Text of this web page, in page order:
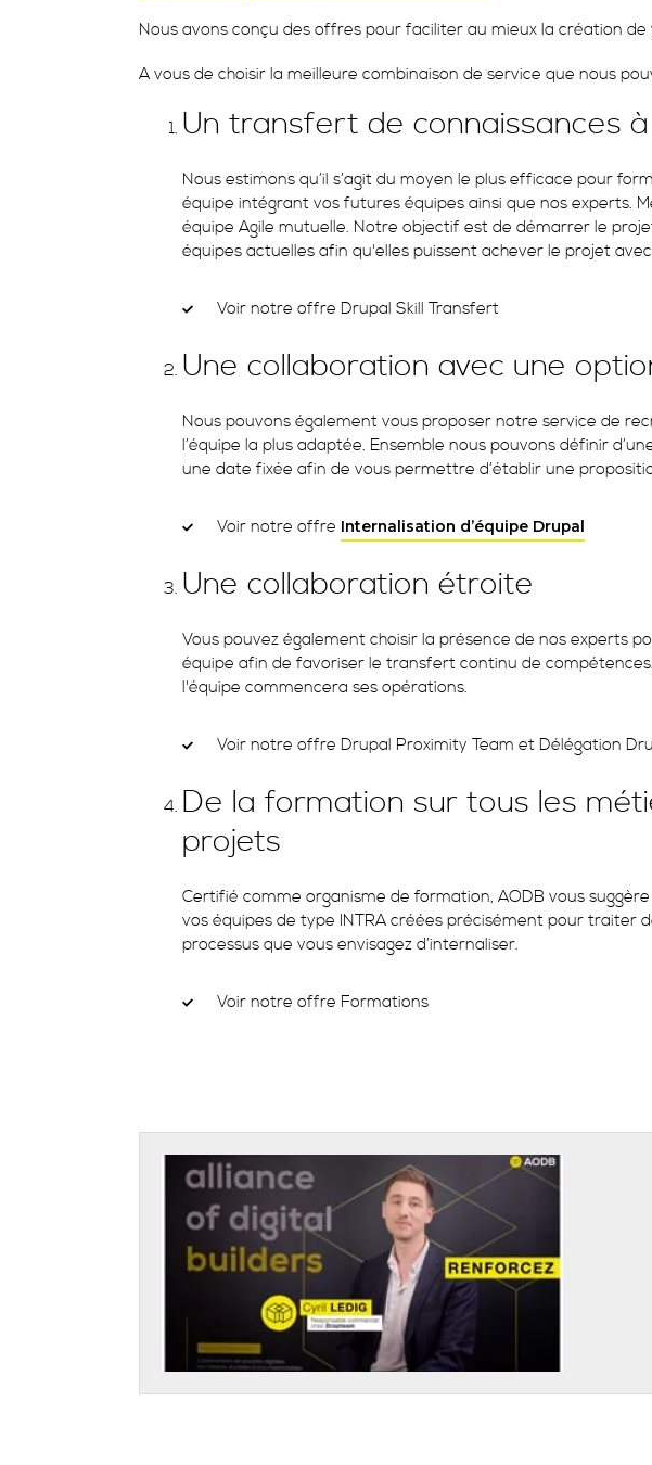
Nous avons conçu des offres pour faciliter au mieux la création
A vous de choisir la meilleure combinaison de service que nous
Un transfert de connaissances à
Nous estimons qu’il s’agit du moyen le plus efficace pour
équipe intégrant vos futures équipes ainsi que nos experts.
équipe Agile mutuelle. Notre objectif est de démarrer le
équipes actuelles afin qu'elles puissent achever le projet
Voir notre offre Drupal Skill Transfert
Une collaboration avec une
Nous pouvons également vous proposer notre service de
l’équipe la plus adaptée. Ensemble nous pouvons définir
une date fixée afin de vous permettre d’établir une
Voir notre offre Internalisation d’équipe Drupal
Une collaboration étroite
Vous pouvez également choisir la présence de nos experts
équipe afin de favoriser le transfert continu de
l'équipe commencera ses opérations.
Voir notre offre Drupal Proximity Team et Délégation
De la formation sur tous les
projets
Certifié comme organisme de formation, AODB vous
vos équipes de type INTRA créées précisément pour traiter
processus que vous envisagez d’internaliser.
Voir notre offre Formations